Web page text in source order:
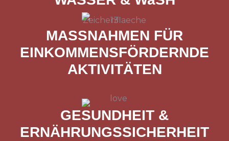
MASSNAHMEN FÜR
EINKOMMENSFÖRDERNDE
AKTIVITÄTEN
GESUNDHEIT &
ERNÄHRUNGSSICHERHEIT